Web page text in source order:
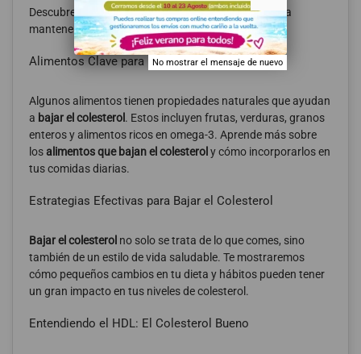
Descubre qué alimentos incluir en tu dieta diaria para
mantener tu colesterol en niveles óptimos.
Alimentos Clave para Reducir el Colesterol
Algunos alimentos tienen propiedades naturales que ayudan
a bajar el colesterol . Estos incluyen frutas, verduras, granos
enteros y alimentos ricos en omega-3. Aprende más sobre
losalimentos que bajan el colesterol y cómo incorporarlos en
tus comidas diarias.
Estrategias Efectivas para Bajar el Colesterol
Bajar el colesterol no solo se trata de lo que comes, sino
también de un estilo de vida saludable. Te mostraremos
cómo pequeños cambios en tu dieta y hábitos pueden tener
un gran impacto en tus niveles de colesterol.
Entendiendo el HDL: El Colesterol Bueno
No mostrar el mensaje de nuevo